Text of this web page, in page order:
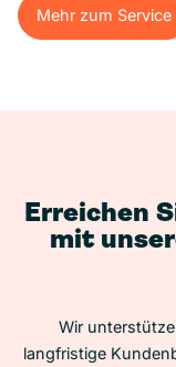
Mehr zum Service
Mehr zum Service
Erreichen
mit
Wir
langfristige